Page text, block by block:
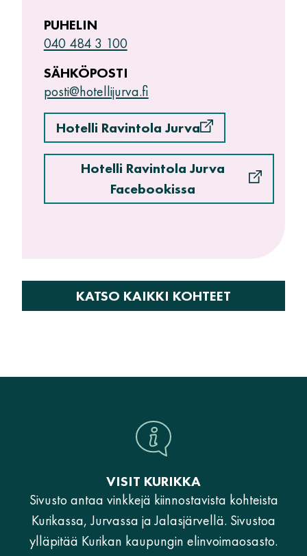
PUHELIN
040 484 3 100
SÄHKÖPOSTI
posti@hotellijurva.fi
Hotelli Ravintola Jurva
Hotelli Ravintola Jurva
Facebookissa
KATSO KAIKKI KOHTEET
VISIT KURIKKA
Sivusto antaa vinkkejä kiinnostavista kohteista
Kurikassa, Jurvassa ja Jalasjärvellä. Sivustoa
ylläpitää Kurikan kaupungin elinvoimaosasto.